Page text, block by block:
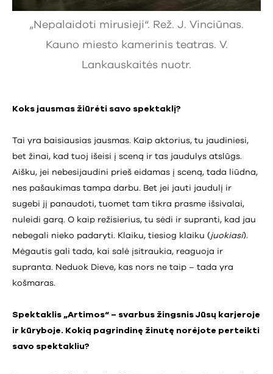
„Nepalaidoti mirusieji“. Rež. J. Vinciūnas.
Kauno miesto kamerinis teatras. V.
Lankauskaitės nuotr.
Koks jausmas žiūrėti savo spektaklį?
Tai yra baisiausias jausmas. Kaip aktorius, tu jaudiniesi,
bet žinai, kad tuoj išeisi į sceną ir tas jaudulys atslūgs.
Aišku, jei nebesijaudini prieš eidamas į sceną, tada liūdna,
nes pašaukimas tampa darbu. Bet jei jauti jaudulį ir
sugebi jį panaudoti, tuomet tam tikra prasme išsivalai,
nuleidi garą. O kaip režisierius, tu sėdi ir supranti, kad jau
nebegali nieko padaryti. Klaiku, tiesiog klaiku (juokiasi).
Mėgautis gali tada, kai salė įsitraukia, reaguoja ir
supranta. Neduok Dieve, kas nors ne taip – tada yra
košmaras.
Spektaklis „Artimos“ – svarbus žingsnis Jūsų karjeroje
ir kūryboje. Kokią pagrindinę žinutę norėjote perteikti
savo spektakliu?